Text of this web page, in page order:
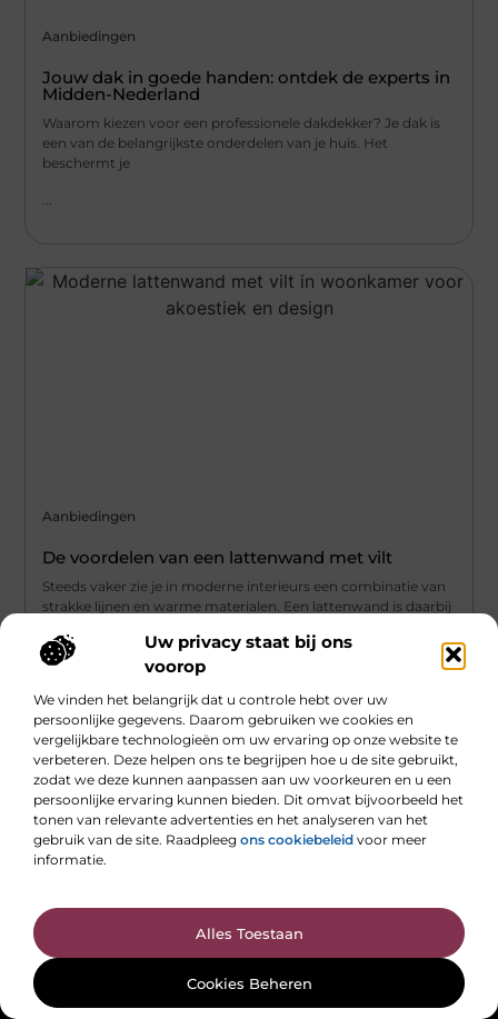
Uw privacy staat bij ons
voorop
We vinden het belangrijk dat u controle hebt over uw
persoonlijke gegevens. Daarom gebruiken we cookies en
vergelijkbare technologieën om uw ervaring op onze website te
verbeteren. Deze helpen ons te begrijpen hoe u de site gebruikt,
zodat we deze kunnen aanpassen aan uw voorkeuren en u een
persoonlijke ervaring kunnen bieden. Dit omvat bijvoorbeeld het
tonen van relevante advertenties en het analyseren van het
gebruik van de site. Raadpleeg ons cookiebeleid voor meer
informatie.
Alles Toestaan
Cookies Beheren
Aanbiedingen
Jouw dak in goede handen: ontdek de experts in
Midden-Nederland
Waarom kiezen voor een professionele dakdekker? Je dak is
een van de belangrijkste onderdelen van je huis. Het
beschermt je
Aanbiedingen
De voordelen van een lattenwand met vilt
Steeds vaker zie je in moderne interieurs een combinatie van
strakke lijnen en warme materialen. Een lattenwand is daarbij
...
Main Links
Bericht categorie